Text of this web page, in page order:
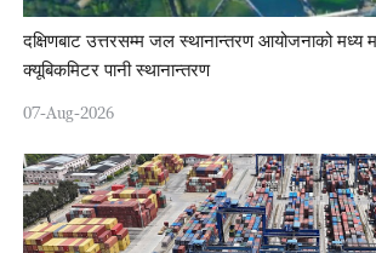
दक्षिणबाट उत्तरसम्म जल स्थानान्तरण आयोजनाको मध्य
क्यूबिकमिटर पानी स्थानान्तरण
07-Aug-2026